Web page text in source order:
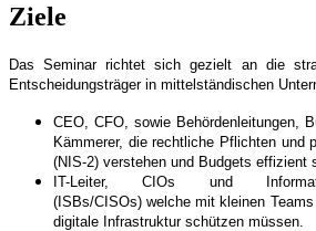
Ziele
Das Seminar richtet sich gezielt an die
Entscheidungsträger in mittelständischen
CEO, CFO, sowie Behördenleitungen,
Kämmerer, die rechtliche Pflichten und
(NIS-2) verstehen und Budgets effizient
IT-Leiter, CIOs und
(ISBs/CISOs) welche mit kleinen
digitale Infrastruktur schützen müssen.